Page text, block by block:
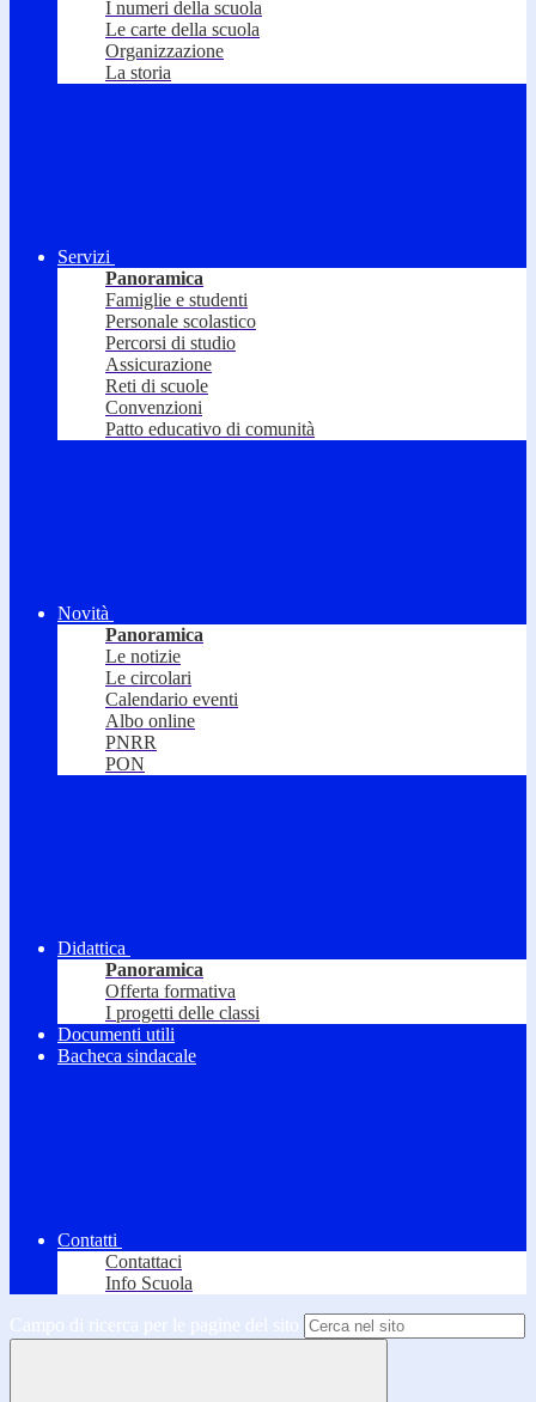
I numeri della scuola
Le carte della scuola
Organizzazione
La storia
Servizi
Panoramica
Famiglie e studenti
Personale scolastico
Percorsi di studio
Assicurazione
Reti di scuole
Convenzioni
Patto educativo di comunità
Novità
Panoramica
Le notizie
Le circolari
Calendario eventi
Albo online
PNRR
PON
Didattica
Panoramica
Offerta formativa
I progetti delle classi
Documenti utili
Bacheca sindacale
Contatti
Contattaci
Info Scuola
Campo di ricerca per le pagine del sito